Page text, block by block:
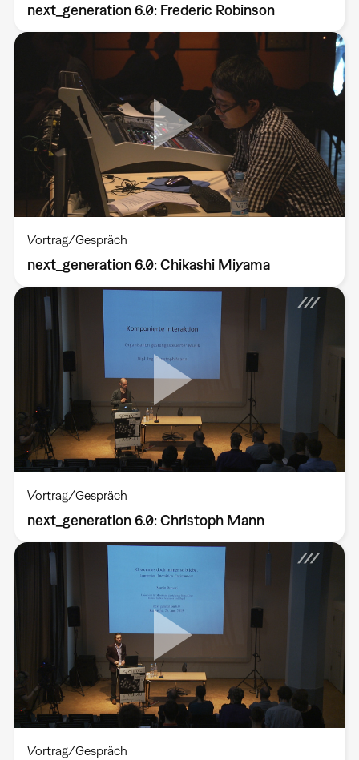
next_generation 6.0: Frederic Robinson
Vortrag/Gespräch
next_generation 6.0: Chikashi Miyama
Vortrag/Gespräch
next_generation 6.0: Christoph Mann
Vortrag/Gespräch